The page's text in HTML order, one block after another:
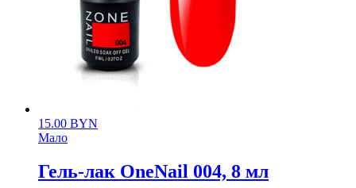
15.00 BYN
Мало
Гель-лак OneNail 004, 8 мл